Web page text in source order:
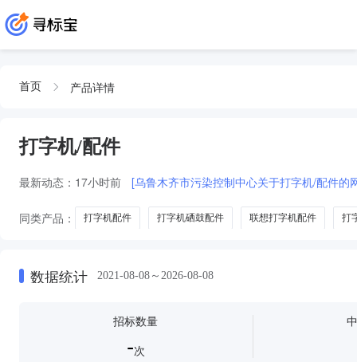
首页 产品详情
打字机/配件
最新动态： 17小时前 [乌鲁木齐市污染控制中心关于打字机/配件的
同类产品： 打字机配件 打字机硒鼓配件 联想打字机配件 打
数据统计 2021-08-08～2026-08-08
招标数量
-次